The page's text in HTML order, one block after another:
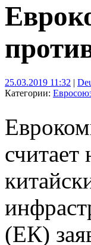
25.03.2019 11:32 |
Категории:
(ЕК)